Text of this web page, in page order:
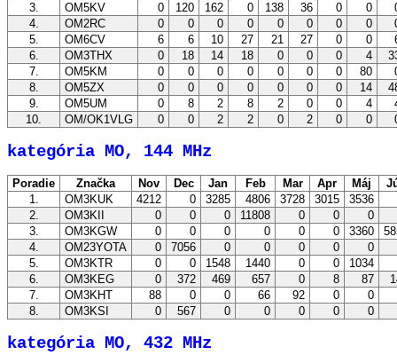
3.
OM5KV 0 120 162 0 138 36 0 0
4.
OM2RC 0 0 0 0 0 0 0 0
5.
OM6CV 6 6 10 27 21 27 0 0
6.
OM3THX 0 18 14 18 0 0 0 4
7.
OM5KM 0 0 0 0 0 0 0 80
8.
OM5ZX 0 0 0 0 0 0 0 14
9.
OM5UM 0 8 2 8 2 0 0 4
10.
OM/OK1VLG 0 0 2 2 0 2 0 0
kategória MO, 144 MHz
Poradie Značka Nov Dec Jan Feb Mar Apr Máj
1.
OM3KUK 4212 0 3285 4806 3728 3015
3536
2.
OM3KII 0 0 0 11808 0 0
0
3.
OM3KGW 0 0 0 0 0 0 3360
4.
OM23YOTA 0 7056 0 0 0 0
0
5.
OM3KTR 0 0 1548 1440 0 0
1034
6.
OM3KEG 0 372 469 657 0 8 87
7.
OM3KHT 88 0 0 66 92 0
0
8.
OM3KSI 0 567 0 0 0 0 0
kategória MO, 432 MHz